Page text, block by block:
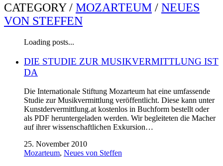
CATEGORY / MOZARTEUM / NEUES
VON STEFFEN
Loading posts...
DIE STUDIE ZUR MUSIKVERMITTLUNG IST
DA
Die Internationale Stiftung Mozarteum hat eine umfassende
Studie zur Musikvermittlung veröffentlicht. Diese kann unter
Kunstdervermittlung.at kostenlos in Buchform bestellt oder
als PDF heruntergeladen werden. Wir begleiteten die Macher
auf ihrer wissenschaftlichen Exkursion…
25. November 2010
Mozarteum, Neues von Steffen